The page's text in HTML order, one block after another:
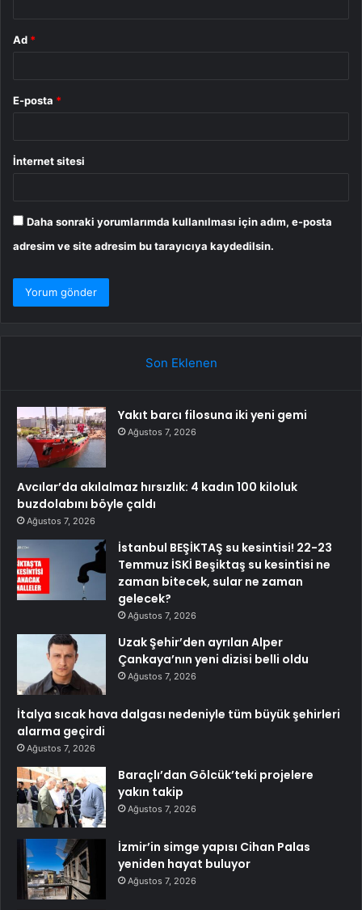
Ad *
E-posta *
İnternet sitesi
Daha sonraki yorumlarımda kullanılması için adım, e-posta
adresim ve site adresim bu tarayıcıya kaydedilsin.
Son Eklenen
Yakıt barcı filosuna iki yeni gemi
Ağustos 7, 2026
Avcılar’da akılalmaz hırsızlık: 4 kadın 100 kiloluk
buzdolabını böyle çaldı
Ağustos 7, 2026
İstanbul BEŞİKTAŞ su kesintisi! 22-23
Temmuz İSKİ Beşiktaş su kesintisi ne
zaman bitecek, sular ne zaman
gelecek?
Ağustos 7, 2026
Uzak Şehir’den ayrılan Alper
Çankaya’nın yeni dizisi belli oldu
Ağustos 7, 2026
İtalya sıcak hava dalgası nedeniyle tüm büyük şehirleri
alarma geçirdi
Ağustos 7, 2026
Baraçlı’dan Gölcük’teki projelere
yakın takip
Ağustos 7, 2026
İzmir’in simge yapısı Cihan Palas
yeniden hayat buluyor
Ağustos 7, 2026